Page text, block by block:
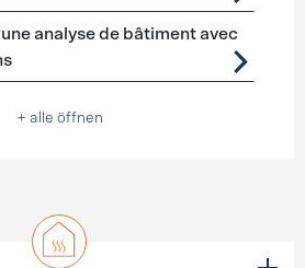
analyse de bâtiment avec
+ alle öffnen